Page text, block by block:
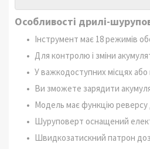
Особливості дрилі-
Інструмент має 18 режимів
Для контролю і зміни
У важкодоступних місцях або
Ви зможете зарядити
Модель має функцію реверсу
Шуруповерт оснащений
Швидкозатискний патрон